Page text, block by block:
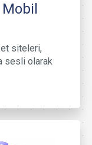
siteleri,
sesli olarak